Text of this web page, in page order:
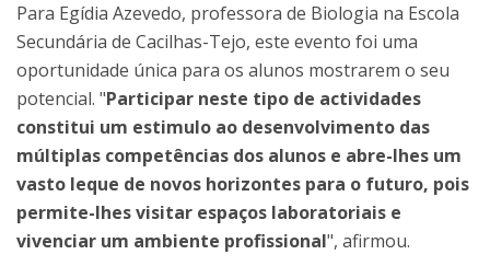
Para Egídia Azevedo, professora de Biologia na Escola
Secundária de Cacilhas-Tejo, este evento foi uma
oportunidade única para os alunos mostrarem o seu
potencial. "Participar neste tipo de actividades
constitui um estimulo ao desenvolvimento das
múltiplas competências dos alunos e abre-lhes um
vasto leque de novos horizontes para o futuro, pois
permite-lhes visitar espaços laboratoriais e
vivenciar um ambiente profissional", afirmou.